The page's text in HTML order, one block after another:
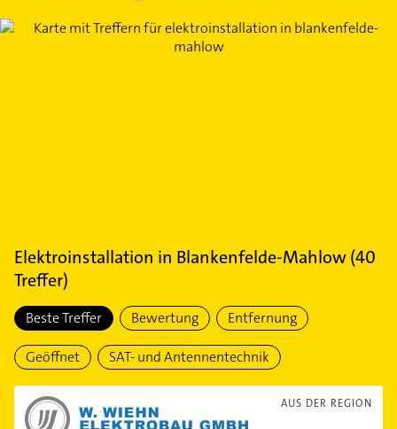
Elektroinstallation in Blankenfelde-Mahlow(40
Treffer)
Beste Treffer Bewertung Entfernung
Geöffnet SAT- und Antennentechnik
AUS DER REGION